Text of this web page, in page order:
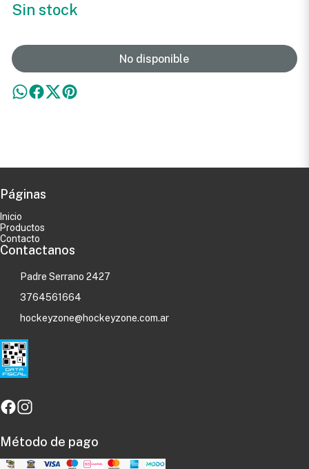
Sin stock
No disponible
Páginas
Inicio
Productos
Contacto
Contactanos
Padre Serrano 2427
3764561664
hockeyzone@hockeyzone.com.ar
Método de pago